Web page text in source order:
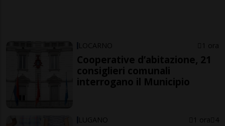
LOCARNO 1 ora
Cooperative d’abitazione, 21
consiglieri comunali
interrogano il Municipio
LUGANO 1 ora 4